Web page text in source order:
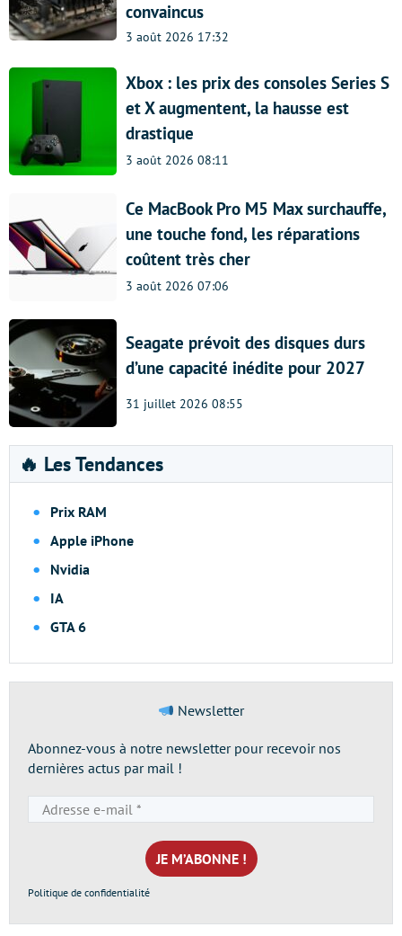
convaincus
3 août 2026 17:32
Xbox : les prix des consoles Series S
et X augmentent, la hausse est
drastique
3 août 2026 08:11
Ce MacBook Pro M5 Max surchauffe,
une touche fond, les réparations
coûtent très cher
3 août 2026 07:06
Seagate prévoit des disques durs
d’une capacité inédite pour 2027
31 juillet 2026 08:55
🔥 Les Tendances
Prix RAM
Apple iPhone
Nvidia
IA
GTA 6
Newsletter
Abonnez-vous à notre newsletter pour recevoir nos
dernières actus par mail !
e-
mail
*
Politique de confidentialité